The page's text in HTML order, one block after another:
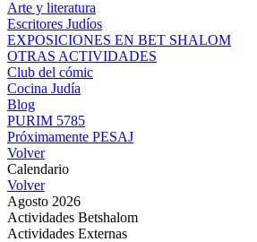
Arte y literatura
Escritores Judíos
EXPOSICIONES EN BET SHALOM
OTRAS ACTIVIDADES
Club del cómic
Cocina Judía
Blog
PURIM 5785
Próximamente PESAJ
Volver
Calendario
Volver
Agosto 2026
Actividades Betshalom
Actividades Externas